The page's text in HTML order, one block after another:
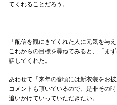
てくれることだろう。
「配信を観にきてくれた人に元気を与
これからの目標を尋ねてみると、「ま
話してくれた。
あわせて「来年の春頃には新衣装をお
コメントも頂いているので、是非その
追いかけていっていただきたい。